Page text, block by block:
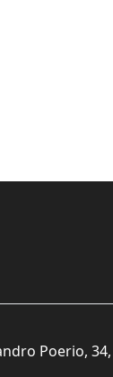
Poerio, 34,